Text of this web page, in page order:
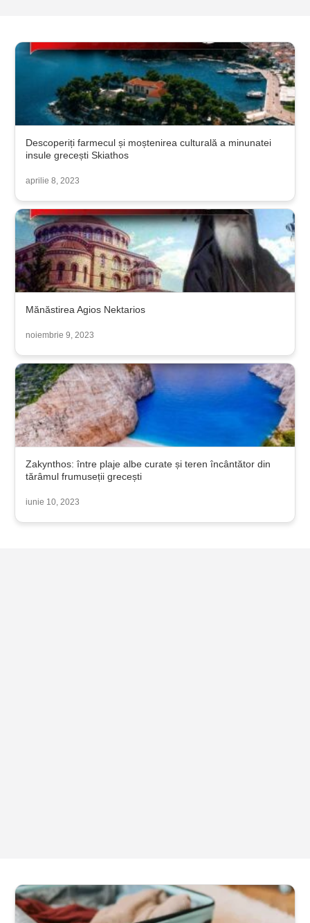
Descoperiți farmecul și moștenirea culturală a minunatei
insule grecești Skiathos
aprilie 8, 2023
Mănăstirea Agios Nektarios
noiembrie 9, 2023
Zakynthos: între plaje albe curate și teren încântător din
tărâmul frumuseții grecești
iunie 10, 2023